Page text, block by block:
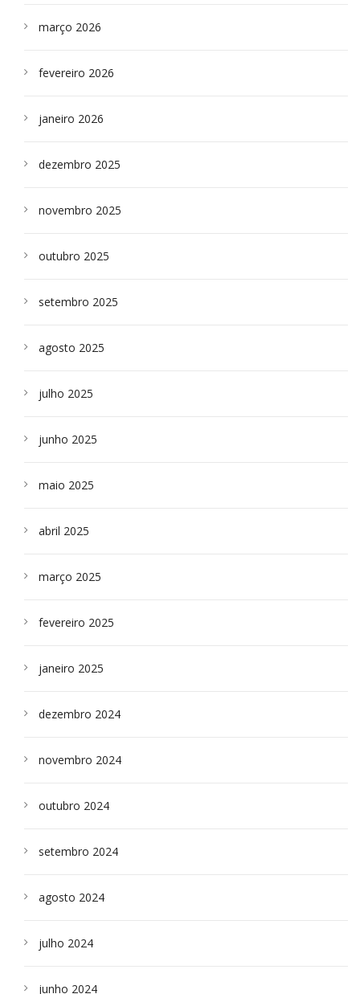
março 2026
fevereiro 2026
janeiro 2026
dezembro 2025
novembro 2025
outubro 2025
setembro 2025
agosto 2025
julho 2025
junho 2025
maio 2025
abril 2025
março 2025
fevereiro 2025
janeiro 2025
dezembro 2024
novembro 2024
outubro 2024
setembro 2024
agosto 2024
julho 2024
junho 2024